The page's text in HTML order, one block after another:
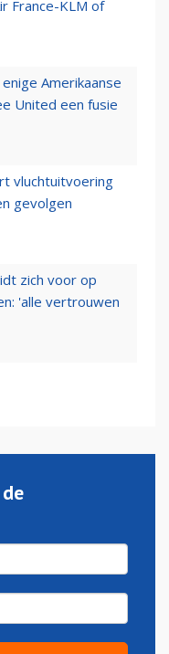
France-KLM of
Amerikaanse
United een fusie
vluchtuitvoering
gevolgen
zich voor op
'alle vertrouwen